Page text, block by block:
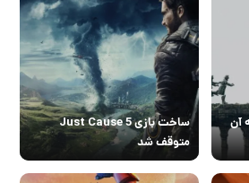
آن
ساخت بازی Just Cause 5
متوقف شد